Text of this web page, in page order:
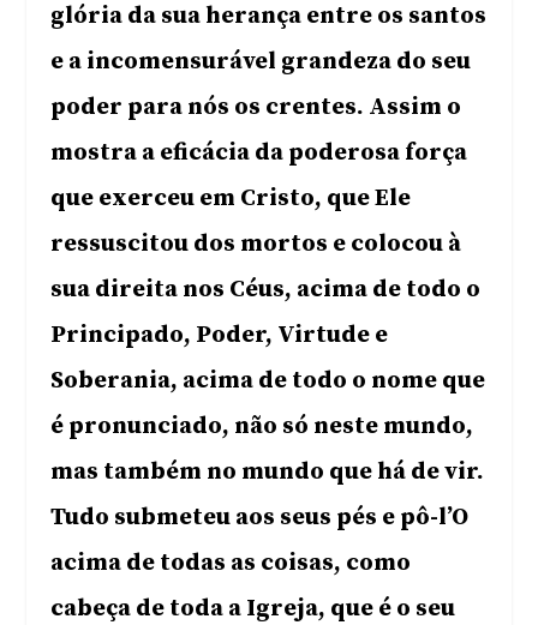
glória da sua herança entre os santos
e a incomensurável grandeza do seu
poder para nós os crentes. Assim o
mostra a eficácia da poderosa força
que exerceu em Cristo, que Ele
ressuscitou dos mortos e colocou à
sua direita nos Céus, acima de todo o
Principado, Poder, Virtude e
Soberania, acima de todo o nome que
é pronunciado, não só neste mundo,
mas também no mundo que há de vir.
Tudo submeteu aos seus pés e pô-l’O
acima de todas as coisas, como
cabeça de toda a Igreja, que é o seu